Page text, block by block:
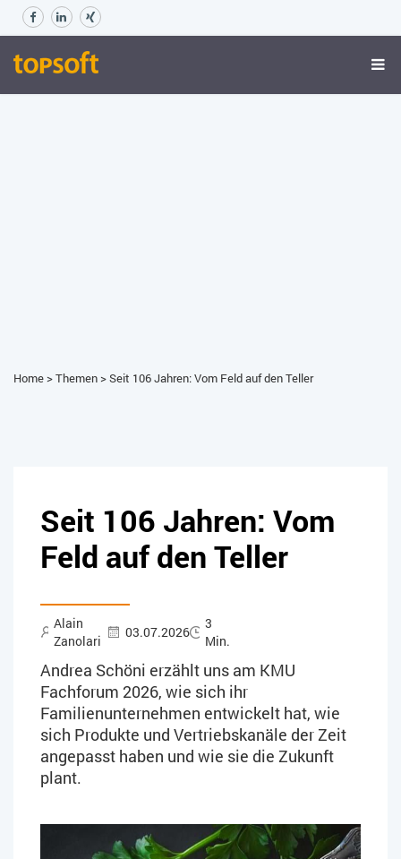
Home>Themen>Seit 106 Jahren: Vom Feld auf den Teller
Seit 106 Jahren: Vom
Feld auf den Teller
Alain
Zanolari
03.07.2026
3
Min.
Andrea Schöni erzählt uns am KMU
Fachforum 2026, wie sich ihr
Familienunternehmen entwickelt hat, wie
sich Produkte und Vertriebskanäle der Zeit
angepasst haben und wie sie die Zukunft
plant.